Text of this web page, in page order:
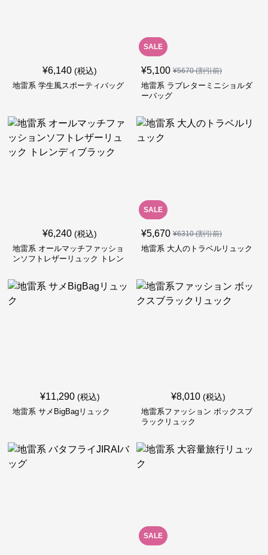
¥6,140 (税込)
地雷系 学生風スポーティバッグ
SALE
¥5,100 ¥5670(割引前)
地雷系 ラブレターミニショルダ
ーバッグ
¥6,240 (税込)
地雷系 オールマッチファッショ
ンソフトレザーリュック トレン
SALE
¥5,670 ¥6310(割引前)
地雷系 大人のトラベルリュック
¥11,290 (税込)
地雷系 サメBigBagリュック
¥8,010 (税込)
地雷系ファッション ボックスブ
ラックリュック
SALE